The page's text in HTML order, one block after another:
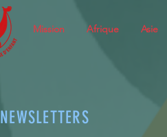
Mission Afrique Asie
NEWSLETTERS